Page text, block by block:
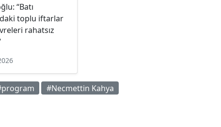
“Batı
toplu iftarlar
rahatsız
#Necmettin Kahya